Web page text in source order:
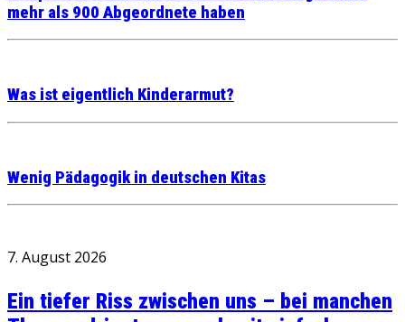
mehr als 900 Abgeordnete haben
Was ist eigentlich Kinderarmut?
Wenig Pädagogik in deutschen Kitas
7. August 2026
Ein tiefer Riss zwischen uns – bei manchen